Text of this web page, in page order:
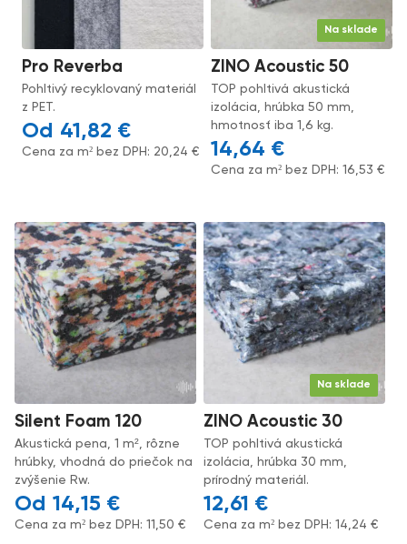
Pro Reverba
Pohltivý recyklovaný materiál
z PET.
41,82 €
Cena za m² bez DPH: 20,24€
Na sklade
ZINO Acoustic 50
TOP pohltivá akustická
izolácia, hrúbka 50 mm,
hmotnosť iba 1,6 kg.
14,64 €
Cena za m² bez DPH:16,53€
Silent Foam 120
Akustická pena, 1 m², rôzne
hrúbky, vhodná do priečok na
zvýšenie Rw.
14,15 €
Cena za m² bez DPH: 11,50 €
Na sklade
ZINO Acoustic 30
TOP pohltivá akustická
izolácia, hrúbka 30 mm,
prírodný materiál.
12,61 €
Cena za m² bez DPH: 14,24 €